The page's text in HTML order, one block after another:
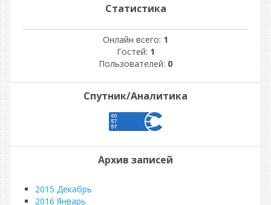
Статистика
Онлайн всего: 1
Гостей: 1
Пользователей: 0
Спутник/Аналитика
Архив записей
2015 Декабрь
2016 Январь